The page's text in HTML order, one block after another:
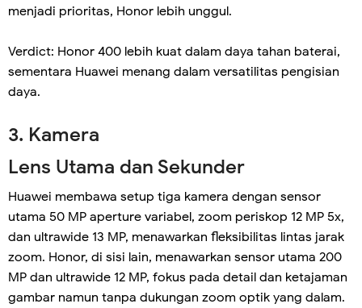
menjadi prioritas, Honor lebih unggul.
Verdict: Honor 400 lebih kuat dalam daya tahan baterai,
sementara Huawei menang dalam versatilitas pengisian
daya.
3. Kamera
Lens Utama dan Sekunder
Huawei membawa setup tiga kamera dengan sensor
utama 50 MP aperture variabel, zoom periskop 12 MP 5x,
dan ultrawide 13 MP, menawarkan fleksibilitas lintas jarak
zoom. Honor, di sisi lain, menawarkan sensor utama 200
MP dan ultrawide 12 MP, fokus pada detail dan ketajaman
gambar namun tanpa dukungan zoom optik yang dalam.